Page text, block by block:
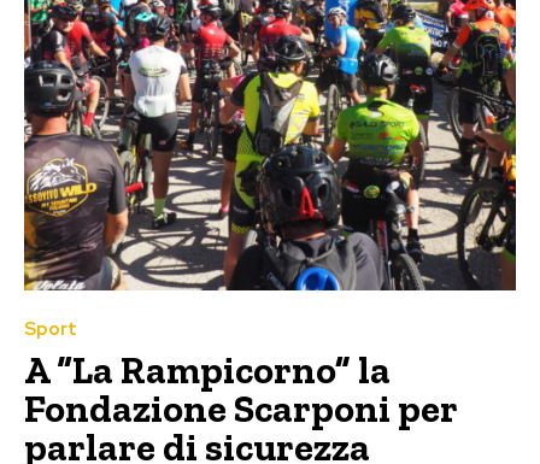
Sport
A “La Rampicorno” la
Fondazione Scarponi per
parlare di sicurezza